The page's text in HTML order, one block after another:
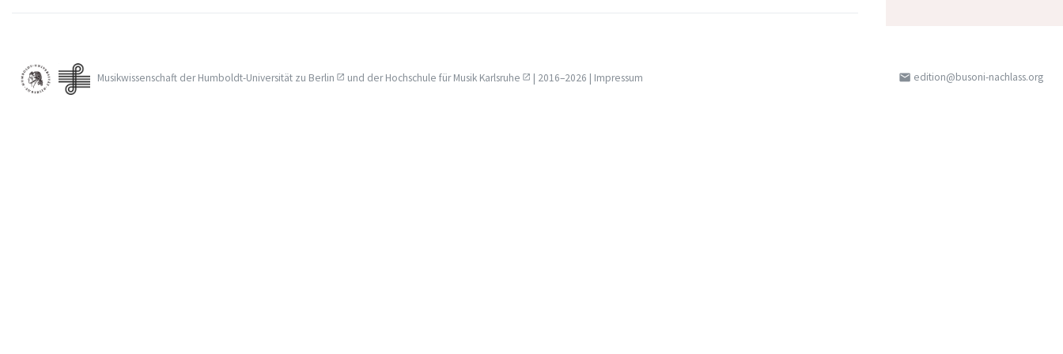
Musikwissenschaft derHumboldt-Universität zu Berlin und derHochschule für Musik Karlsruhe | 2016–2026 | Impressum email edition@busoni-nachlass.org